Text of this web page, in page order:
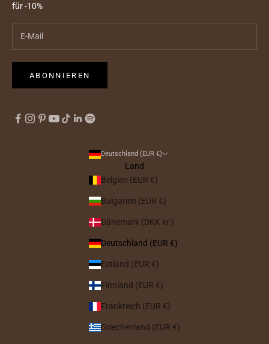
für -10%
ABONNIEREN
Deutschland (EUR €)
Land
Belgien (EUR €)
Bulgarien (EUR €)
Dänemark (DKK kr.)
Deutschland (EUR €)
Estland (EUR €)
Finnland (EUR €)
Frankreich (EUR €)
Griechenland (EUR €)